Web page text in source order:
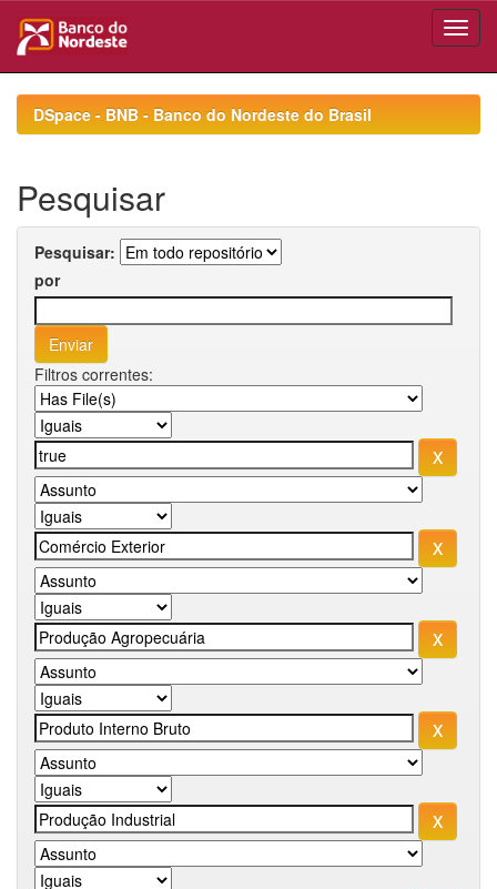
navigationDSpace - BNB - Banco do Nordeste do Brasil
Pesquisar
Pesquisar:
por
Filtros correntes: